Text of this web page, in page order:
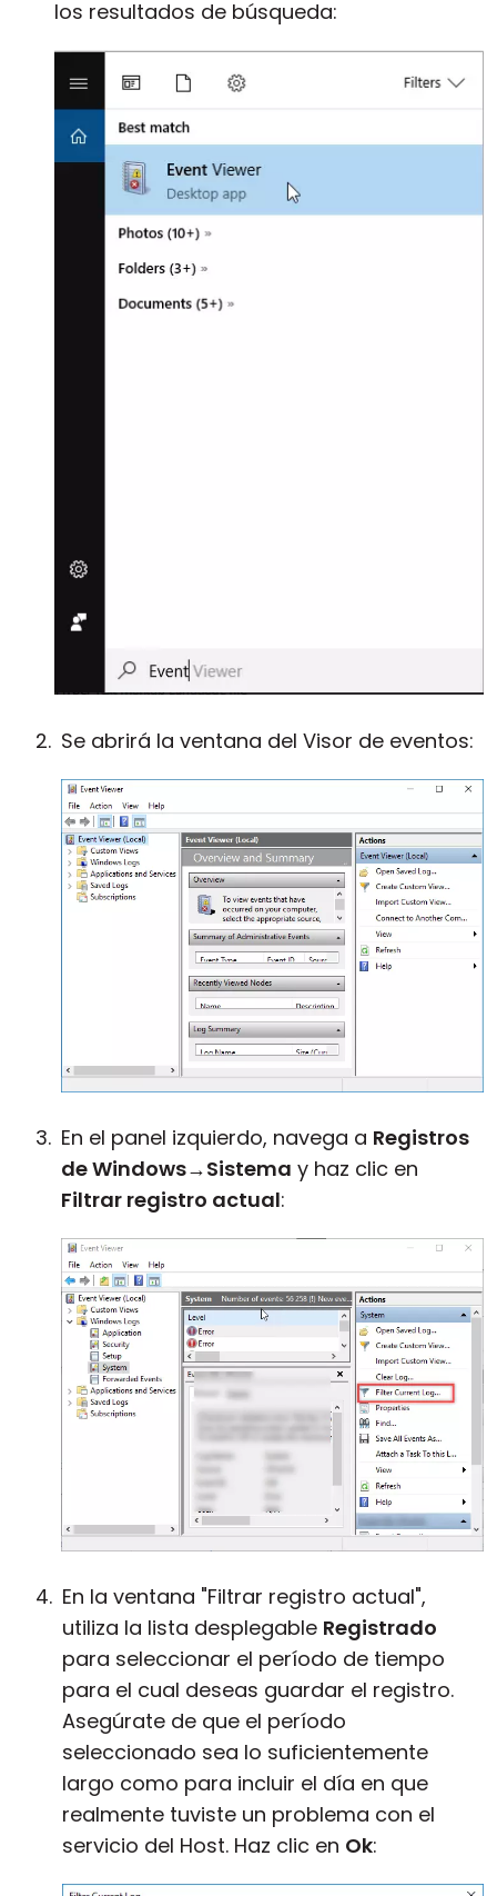
los resultados de búsqueda:
Se abrirá la ventana del Visor de eventos:
En el panel izquierdo, navega a Registros
de Windows→Sistema y haz clic en
Filtrar registro actual:
En la ventana "Filtrar registro actual",
utiliza la lista desplegable Registrado
para seleccionar el período de tiempo
para el cual deseas guardar el registro.
Asegúrate de que el período
seleccionado sea lo suficientemente
largo como para incluir el día en que
realmente tuviste un problema con el
servicio del Host. Haz clic en Ok: